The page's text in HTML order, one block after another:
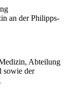
an der Philipps-
Abteilung
sowie der